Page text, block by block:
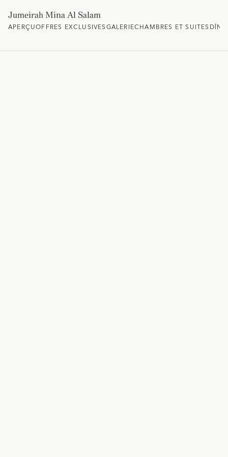
Jumeirah Mina Al Salam
APERÇUOFFRES EXCLUSIVESGALERIECHAMBRES ET SUITES